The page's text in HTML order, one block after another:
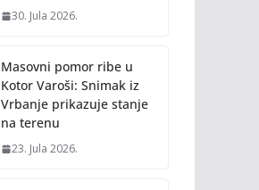
30. Jula 2026.
Masovni pomor ribe u
Kotor Varoši: Snimak iz
Vrbanje prikazuje stanje
na terenu
23. Jula 2026.